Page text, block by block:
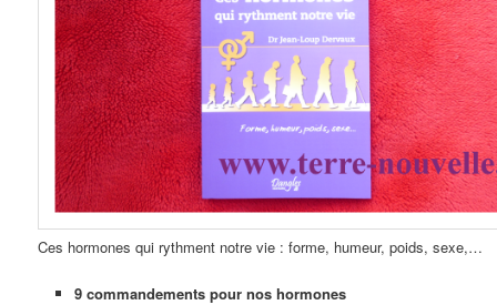
Ces hormones qui rythment notre vie : forme, humeur, poids, sexe,…
9 commandements pour nos hormones